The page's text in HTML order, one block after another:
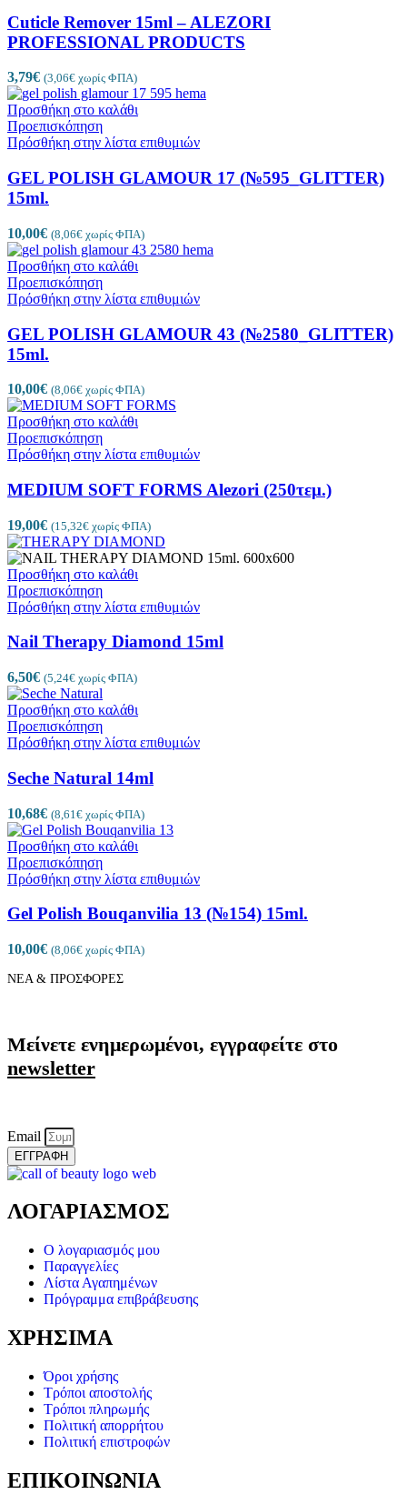
Cuticle Remover 15ml – ALEZORI
PROFESSIONAL PRODUCTS
3,79€ (3,06€ χωρίς ΦΠΑ)
Προσθήκη στο καλάθι
Προεπισκόπηση
Πρόσθήκη στην λίστα επιθυμιών
GEL POLISH GLAMOUR 17 (№595_GLITTER)
15ml.
10,00€ (8,06€ χωρίς ΦΠΑ)
Προσθήκη στο καλάθι
Προεπισκόπηση
Πρόσθήκη στην λίστα επιθυμιών
GEL POLISH GLAMOUR 43 (№2580_GLITTER)
15ml.
10,00€ (8,06€ χωρίς ΦΠΑ)
Προσθήκη στο καλάθι
Προεπισκόπηση
Πρόσθήκη στην λίστα επιθυμιών
MEDIUM SOFT FORMS Alezori (250τεμ.)
19,00€ (15,32€ χωρίς ΦΠΑ)
Προσθήκη στο καλάθι
Προεπισκόπηση
Πρόσθήκη στην λίστα επιθυμιών
Nail Therapy Diamond 15ml
6,50€ (5,24€ χωρίς ΦΠΑ)
Προσθήκη στο καλάθι
Προεπισκόπηση
Πρόσθήκη στην λίστα επιθυμιών
Seche Natural 14ml
10,68€ (8,61 € χωρίς ΦΠΑ)
Προσθήκη στο καλάθι
Προεπισκόπηση
Πρόσθήκη στην λίστα επιθυμιών
Gel Polish Bouqanvilia 13 (№154) 15ml.
10,00€ (8,06€ χωρίς ΦΠΑ)
ΝΕΑ & ΠΡΟΣΦΟΡΕΣ
Μείνετε ενημερωμένοι, εγγραφείτε στο
newsletter
Email
ΕΓΓΡΑΦΗ
ΛΟΓΑΡΙΑΣΜΟΣ
Ο λογαριασμός μου
Παραγγελίες
Λίστα Αγαπημένων
Πρόγραμμα επιβράβευσης
ΧΡΗΣΙΜΑ
Όροι χρήσης
Τρόποι αποστολής
Τρόποι πληρωμής
Πολιτική απορρήτου
Πολιτική επιστροφών
ΕΠΙΚΟΙΝΩΝΙΑ